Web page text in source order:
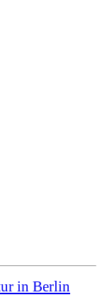
in Berlin